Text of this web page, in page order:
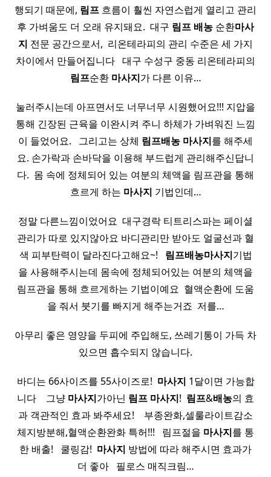
행되기 때문에, 림프 흐름이 훨씬 자연스럽게 열리고 관리
후 가벼움도 더 오래 유지돼요. ​ 대구 림프 배농 순환마사
지 전문 공간으로서, ​ 리온테라피의 관리 수준은 세 가지
차이에서 만들어집니다 ​ ​ 대구 수성구 중동 리온테라피의
림프순환 마사지가 다른 이유…
눌러주시는데 아프면서도 너무너무 시원했어요!!! 지압을
통해 긴장된 근육을 이완시켜 주니 하체가 가벼워진 느낌
이 들었어요. ​ ​ 그리고는 상체 림프배농 마사지를 해주세
요. 손가락과 손바닥을 이용해 부드럽게 관리해주신답니
다. ​ 몸 속에 정체되어 있는 여분의 체액을 림프관을 통해
흐르게 하는 마사지 기법인데…
정말 다른느낌이었어요 ​ 대구경락 티트리스파는 페이셜
관리가 따로 있지않아요 바디관리만 받아도 얼굴선과 혈
색 피부탄력이 달라진다고해요~! ​ ​ 림프배농마사지기법
을 사용해주시는데 몸속에 정체되어있는 여분의 체액을
림프관을 통해 흐르게하는 기법이예요 ​ 혈액순환에 도움
을 줘서 붓기를 빠지게 해주는거죠 ​ 저를…
아무리 좋은 영양을 두피에 주입해도, 쓰레기통이 가득 차
있으면 흡수되지 않습니다.
바디는 66사이즈를 55사이즈로! ​ 마사지 1달이면 가능합
니다 ​ ​ ​ 그냥 마사지가아닌 림프 마사지! ​ 림프&배농의 효
과 객관적인 효과 봐주세요! ​ ​ ​ 부종완화,셀룰라이트감소
체지방분해,혈액순환완화 특허!!! ​ ​ 림프절을 마사지를 통
한 배출! ​ ​ 쿨링감! ​ 마사지 방법에 따라 해주시면 효과가
더 좋아 ​ ​ 필로스 매직크림…